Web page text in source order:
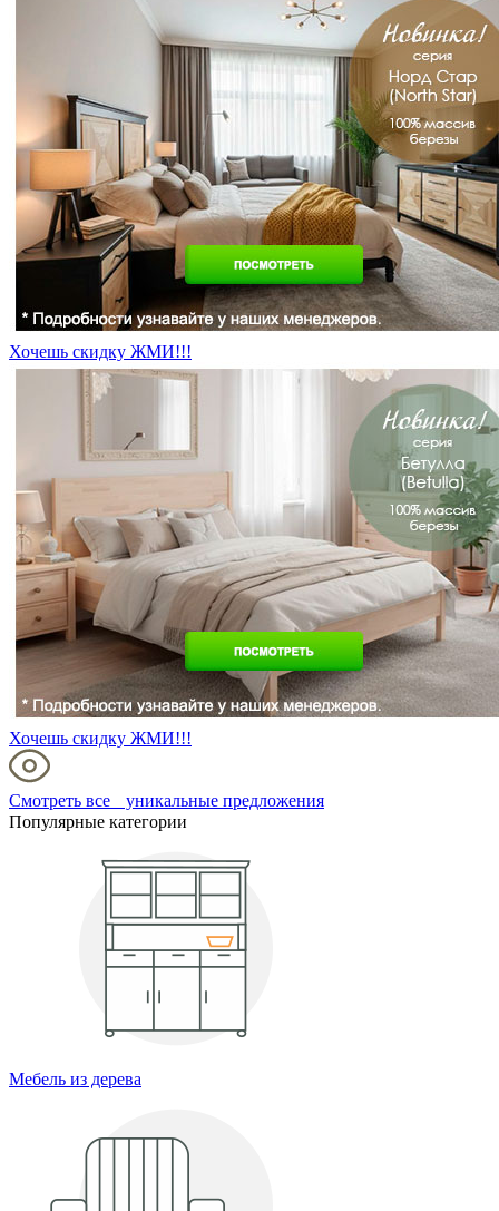
Хочешь скидку ЖМИ!!!
Хочешь скидку ЖМИ!!!
Смотреть все уникальные предложения
Популярные категории
Мебель из дерева